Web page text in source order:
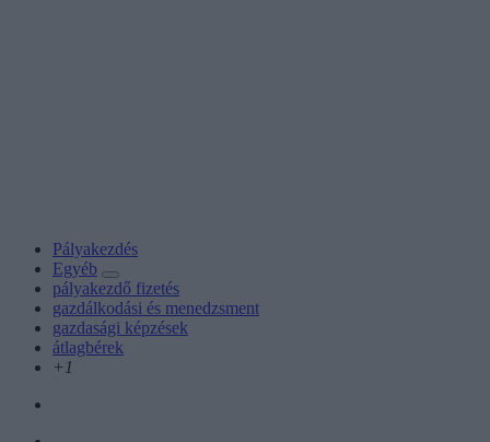
Pályakezdés
Egyéb
pályakezdő fizetés
gazdálkodási és menedzsment
gazdasági képzések
átlagbérek
+1